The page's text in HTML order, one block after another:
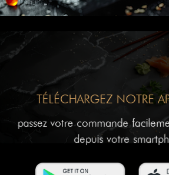
TÉLÉCHARGEZ NOTRE
passez votre commande
depuis votre